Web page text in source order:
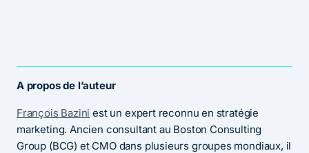
A propos de l’auteur
François Bazini est un expert reconnu en stratégie
marketing. Ancien consultant au Boston Consulting
Group (BCG) et CMO dans plusieurs groupes mondiaux, il